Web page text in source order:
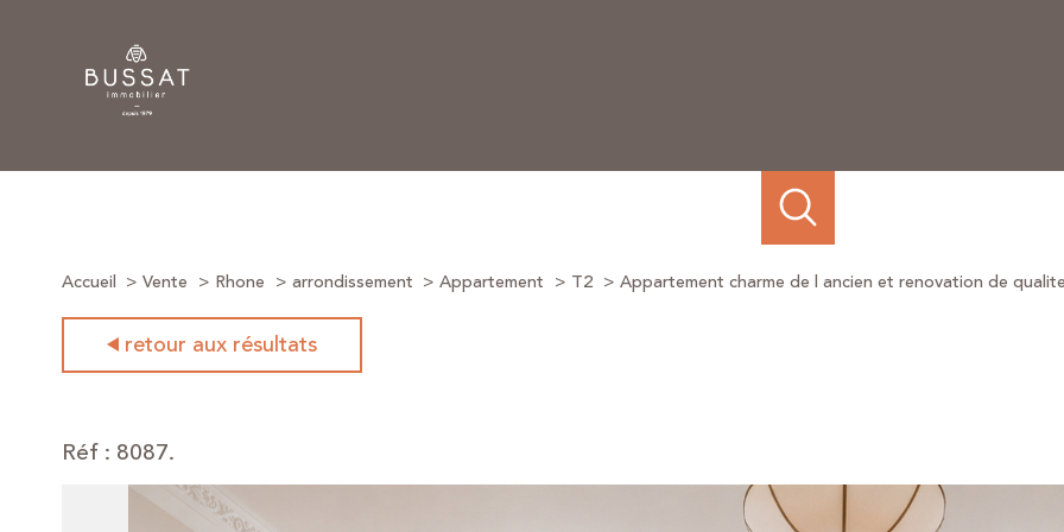
Accueil Vente Rhone arrondissement Appartement T2 Appartement charme de l ancien et renovation de
retour aux résultats
Réf : 8087.